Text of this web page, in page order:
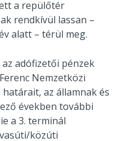
a repülőtér
rendkívül lassan –
alatt – térül meg.
az adófizetői pénzek
Nemzetközi
az államnak és
években további
a 3. terminál
közúti